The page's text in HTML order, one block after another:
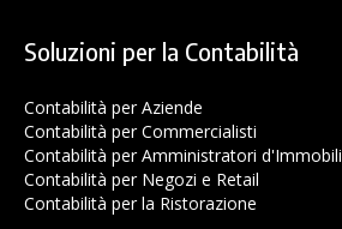
Soluzioni per la Contabilità
Contabilità per Aziende
Contabilità per Commercialisti
Contabilità per Amministratori d'Immobili
Contabilità per Negozi e Retail
Contabilità per la Ristorazione